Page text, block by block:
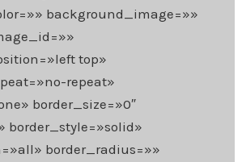
background_image=»»
top»
repeat»
border_size=»0″
border_style=»solid»
border_radius=»»